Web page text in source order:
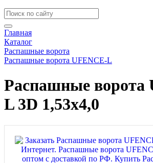
Главная
Каталог
Распашные ворота
Распашные ворота UFENCE-L
Распашные ворота
L 3D 1,53х4,0